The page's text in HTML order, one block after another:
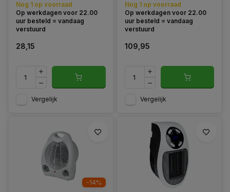
Nog 1 op voorraad
Op werkdagen voor 22.00
uur besteld = vandaag
verstuurd
28,15
Vergelijk
Nog 1 op voorraad
Op werkdagen voor 22.00
uur besteld = vandaag
verstuurd
109,95
Vergelijk
-14%